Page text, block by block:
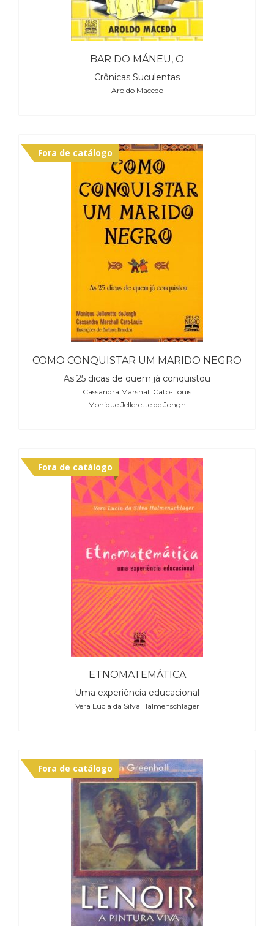
BAR DO MÁNEU, O
Crônicas Suculentas
Aroldo Macedo
Fora de catálogo
COMO CONQUISTAR UM MARIDO NEGRO
As 25 dicas de quem já conquistou
Cassandra Marshall Cato-Louis
Monique Jellerette de Jongh
Fora de catálogo
ETNOMATEMÁTICA
Uma experiência educacional
Vera Lucia da Silva Halmenschlager
Fora de catálogo